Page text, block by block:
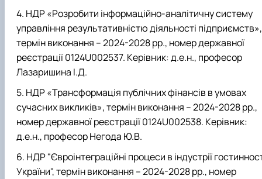
НДР «Розробити інформаційно-аналітичну систему
управління результативністю діяльності підприємств»,
термін виконання – 2024-2028 рр., номер державної
реєстрації 0124U002537. Керівник: д.е.н., професор
Лазаришина І.Д.
НДР «Трансформація публічних фінансів в умовах
сучасних викликів», термін виконання – 2024-2028 рр.,
номер державної реєстрації 0124U002538. Керівник:
д.е.н., професор Негода Ю.В.
НДР "Євроінтеграційні процеси в індустрії
України", термін виконання – 2024-2028 рр., номер